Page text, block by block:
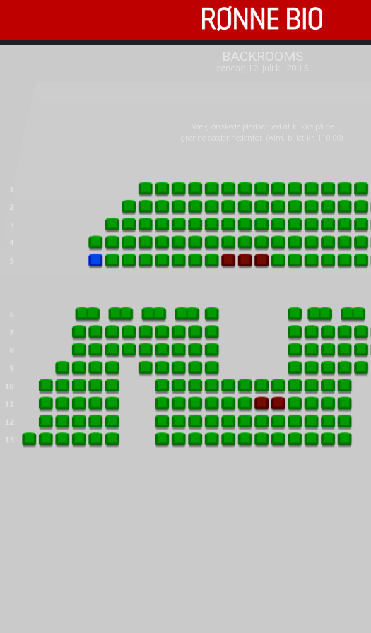
Rønne Bio
BACKROOMS
søndag 12. juli kl. 20:15
Vælg ønskede pladser ved at klikke på de
grønne sæder nedenfor. (Alm. billet kr. 110,00)
1step-front02 022942